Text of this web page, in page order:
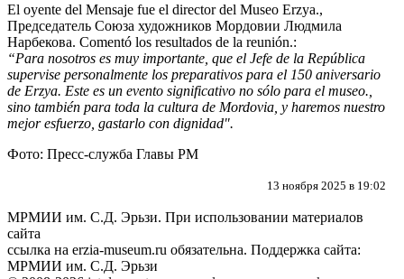
El oyente del Mensaje fue el director del Museo Erzya.,
Председатель Союза художников Мордовии Людмила
Нарбекова. Comentó los resultados de la reunión.:
“Para nosotros es muy importante, que el Jefe de la República
supervise personalmente los preparativos para el 150 aniversario
de Erzya. Este es un evento significativo no sólo para el museo.,
sino también para toda la cultura de Mordovia, y haremos nuestro
mejor esfuerzo, gastarlo con dignidad".
Фото: Пресс-служба Главы РМ
13 ноября 2025 в 19:02
МРМИИ им. С.Д. Эрьзи. При использовании материалов
сайта
ссылка на erzia-museum.ru обязательна. Поддержка сайта:
МРМИИ им. С.Д. Эрьзи